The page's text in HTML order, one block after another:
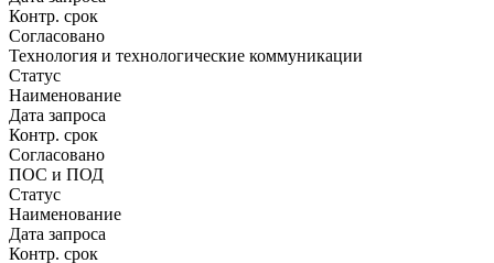
Контр. срок
Согласовано
Технология и технологические коммуникации
Статус
Наименование
Дата запроса
Контр. срок
Согласовано
ПОС и ПОД
Статус
Наименование
Дата запроса
Контр. срок